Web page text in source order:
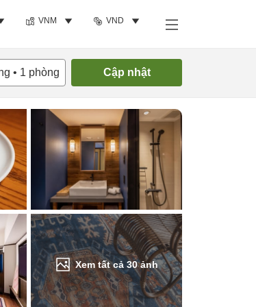
VNM VND
• 1 phòng Cập nhật
Xem tất cả30ảnh
Tìm phòng trống